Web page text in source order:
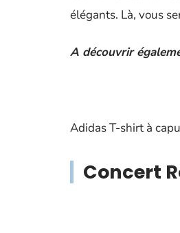
élégants. Là, vous
A découvrir
Adidas T-shirt à
Concert